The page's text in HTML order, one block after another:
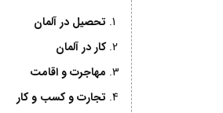
تحصیل در آلمان
کار در آلمان
مهاجرت و اقامت
تجارت و کسب و کار